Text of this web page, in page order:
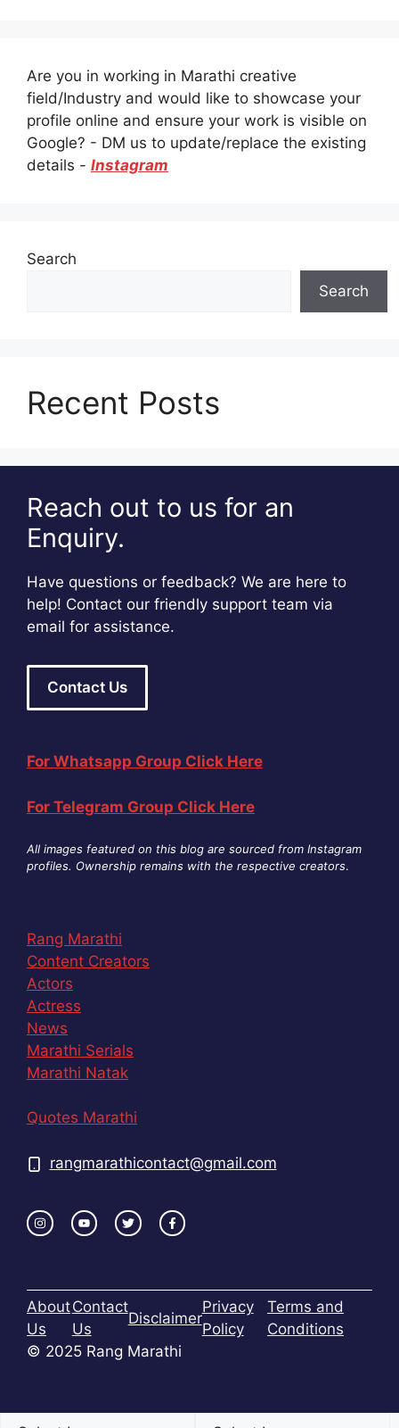
Are you in working in Marathi creative
field/Industry and would like to showcase your
profile online and ensure your work is visible on
Google? - DM us to update/replace the existing
details - Instagram
Search
Search
Recent Posts
Reach out to us for an
Enquiry.
Have questions or feedback? We are here to
help! Contact our friendly support team via
email for assistance.
Contact Us
For Whatsapp Group Click Here
For Telegram Group Click Here
All images featured on this blog are sourced from Instagram
profiles. Ownership remains with the respective creators.
Rang Marathi
Content Creators
Actors
Actress
News
Marathi Serials
Marathi Natak
Quotes Marathi
rangmarathicontact@gmail.com
About
Us
Contact
Us
Disclaimer
Privacy
Policy
Terms and
Conditions
© 2025 Rang Marathi